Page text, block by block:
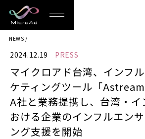
MicroAd
-
Redesigning
the
Future
Life
NEWS
2024.12.19 PRESS
マイクロアド台湾、インフ
ケティングツール「
A社と業務提携し、台湾・イ
おける企業のインフルエン
ング支援を開始